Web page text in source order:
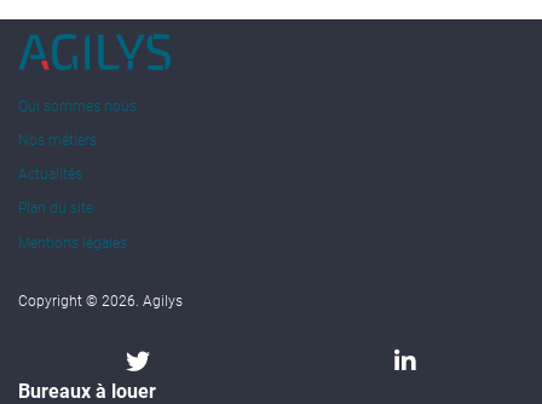
Qui sommes nous
Nos métiers
Actualités
Plan du site
Mentions légales
Copyright © 2026. Agilys
Bureaux à louer